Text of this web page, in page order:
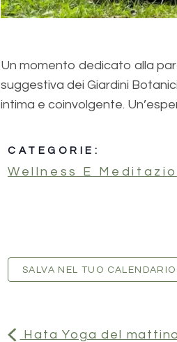
Un momento dedicato alla
suggestiva dei Giardini
intima e coinvolgente.
CATEGORIE:
Wellness E
SALVA NEL TUO CALENDARIO
Hata Yoga del mattino